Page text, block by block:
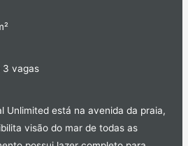
3 vagas
Unlimited está na avenida da praia,
visão do mar de todas as